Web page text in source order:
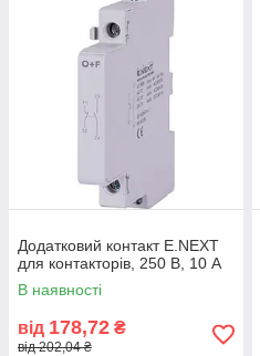
Додатковий контакт E.NEXT
для контакторів, 250 В, 10 А
В наявності
від 178,72 ₴
від 202,04 ₴